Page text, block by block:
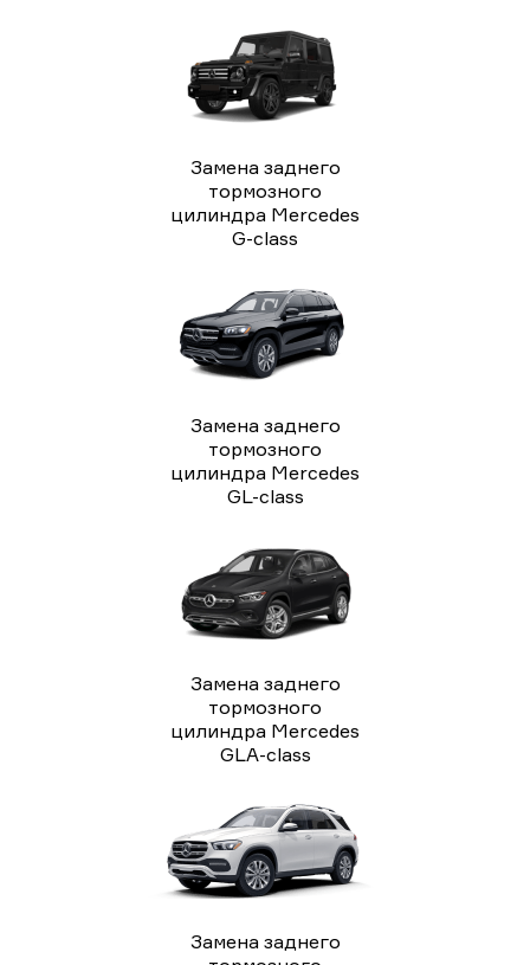
Замена заднего
тормозного
цилиндра Mercedes
G-class
Замена заднего
тормозного
цилиндра Mercedes
GL-class
Замена заднего
тормозного
цилиндра Mercedes
GLA-class
Замена заднего